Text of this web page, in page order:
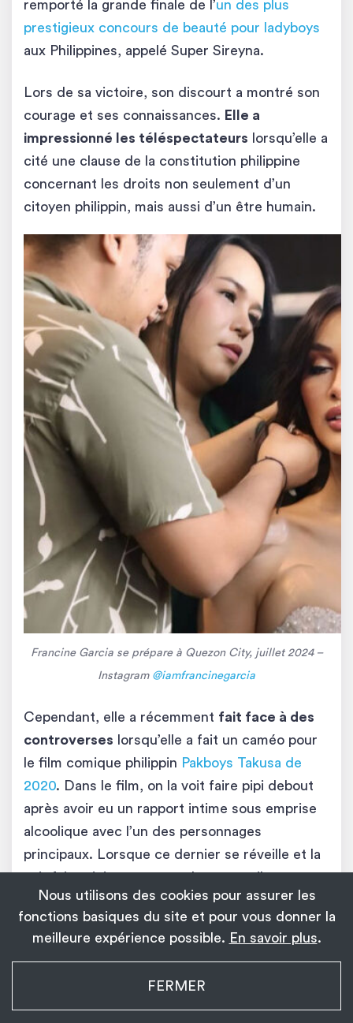
remporté la grande finale de l’un des plus
prestigieux concours de beauté pour ladyboys
aux Philippines, appelé Super Sireyna.
Lors de sa victoire, son discourt a montré son
courage et ses connaissances. Elle a
impressionné les téléspectateurs lorsqu’elle a
cité une clause de la constitution philippine
concernant les droits non seulement d’un
citoyen philippin, mais aussi d’un être humain.
Francine Garcia se prépare à Quezon City, juillet 2024 –
Instagram @iamfrancinegarcia
Cependant, elle a récemment fait face à des
controverses lorsqu’elle a fait un caméo pour
le film comique philippin Pakboys Takusa de
2020. Dans le film, on la voit faire pipi debout
après avoir eu un rapport intime sous emprise
alcoolique avec l’un des personnages
principaux. Lorsque ce dernier se réveille et la
immédiatement repoussé et dégoûté.
À cause de cela, elle a été très critiquée par la
communautéLGBTQIA+des Philippines. Elle
estime qu’elle a volontairement contribué à
renforcer les stéréotypes transgenres, ce qui
Nous utilisons des cookies pour assurer les
fonctions basiques du site et pour vous donner la
meilleure expérience possible. En savoir plus.
FERMER
Installez l’application !